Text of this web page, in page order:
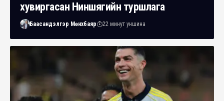
хувиргасан Ниншягийн туршлага
Баасандэлгэр Мөнхбаяр 22 минут уншина